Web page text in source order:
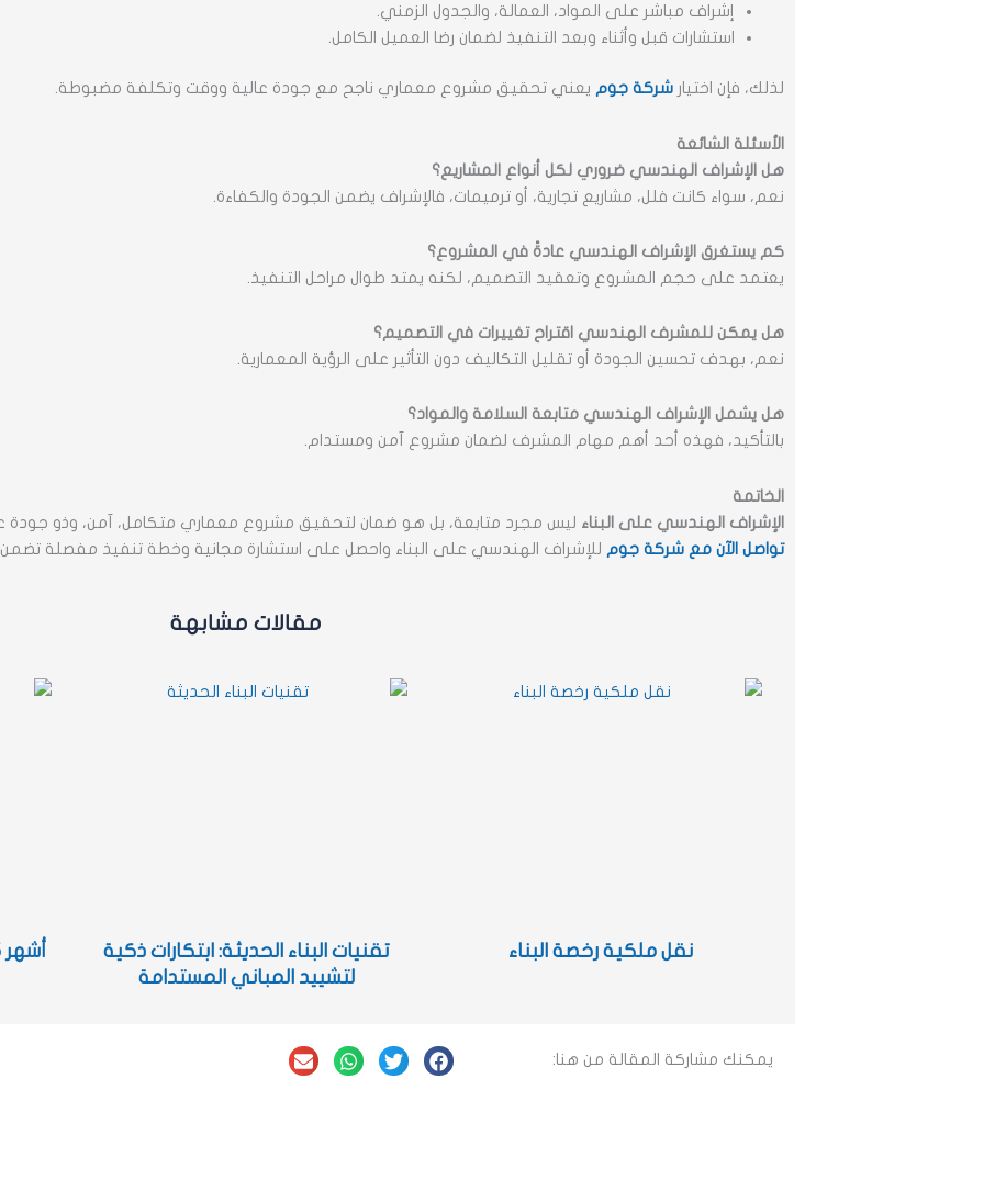
إشراف مباشر على المواد، العمالة، والجدول الزمني.
استشارات قبل وأثناء وبعد التنفيذ لضمان رضا العميل الكامل.
لذلك، فإن اختيارشركة جوم يعني تحقيق مشروع معماري ناجح مع جودة عالية ووقت وتكلفة مضبوطة.
الأسئلة الشائعة
هل الإشراف الهندسي ضروري لكل أنواع المشاريع؟
نعم، سواء كانت فلل، مشاريع تجارية، أو ترميمات، فالإشراف يضمن الجودة والكفاءة.
كم يستغرق الإشراف الهندسي عادةً في المشروع؟
يعتمد على حجم المشروع وتعقيد التصميم، لكنه يمتد طوال مراحل التنفيذ.
هل يمكن للمشرف الهندسي اقتراح تغييرات في التصميم؟
نعم، بهدف تحسين الجودة أو تقليل التكاليف دون التأثير على الرؤية المعمارية.
هل يشمل الإشراف الهندسي متابعة السلامة والمواد؟
بالتأكيد، فهذه أحد أهم مهام المشرف لضمان مشروع آمن ومستدام.
الخاتمة
الإشراف الهندسي على البناء ليس مجرد متابعة، بل هو ضمان لتحقيق مشروع معماري متكامل، آمن، وذو جودة
تواصل الآن مع شركة جوم للإشراف الهندسي على البناء واحصل على استشارة مجانية وخطة تنفيذ مفصلة تضمن
مقالات مشابهة
نقل ملكية رخصة البناء
تقنيات البناء الحديثة: ابتكارات ذكية
لتشييد المباني المستدامة
يمكنك مشاركة المقالة من هنا: